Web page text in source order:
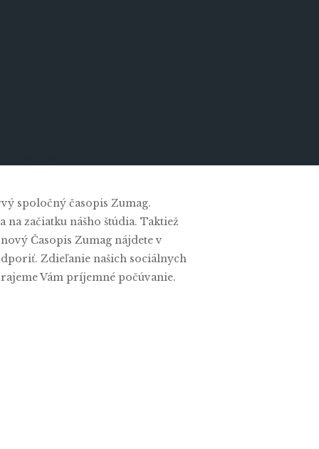
spoločný časopis Zumag.
začiatku nášho štúdia. Taktiež
Časopis Zumag nájdete v
Zdieľanie našich sociálnych
Vám príjemné počúvanie.